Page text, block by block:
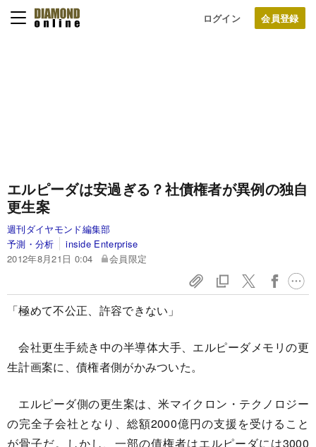
ログイン
エルピーダは安過ぎる？社債権者が異例の独自
更生案
週刊ダイヤモンド編集部
予測・分析
inside Enterprise
2012年8月21日 0:04
会員限定
「極めて不公正、許容できない」
会社更生手続き中の半導体大手、エルピーダメモリの更
生計画案に、債権者側がかみついた。
エルピーダ側の更生案は、米マイクロン・テクノロジー
の完全子会社となり、総額2000億円の支援を受けること
が骨子だ。しかし、一部の債権者はエルピーダには3000